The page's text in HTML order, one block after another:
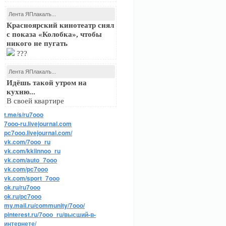
Лента ЯПлакалъ...
Красноярский кинотеатр снял
с показа «Колобка», чтобы
никого не пугать
???
Лента ЯПлакалъ...
Идёшь такой утром на
кухню...
В своей квартире
t.me/s/ru7ooo
7ooo-ru.livejournal.com
pc7ooo.livejournal.com/
vk.com/7ooo_ru
vk.com/kkiinnoo_ru
vk.com/auto_7ooo
vk.com/pc7ooo
vk.com/sport_7ooo
ok.ru/ru7ooo
ok.ru/pc7ooo
my.mail.ru/community/7ooo/
pinterest.ru/7ooo_ru/высший-в-
интернете/